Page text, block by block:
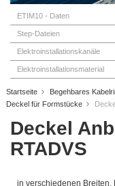
ETIM10 - Daten
Step-Dateien
Elektroinstallationskanäle
Elektroinstallationsmaterial
Startseite Begehbares
Deckel für Formstücke
Deckel
RTADVS
in verschiedenen Breiten,